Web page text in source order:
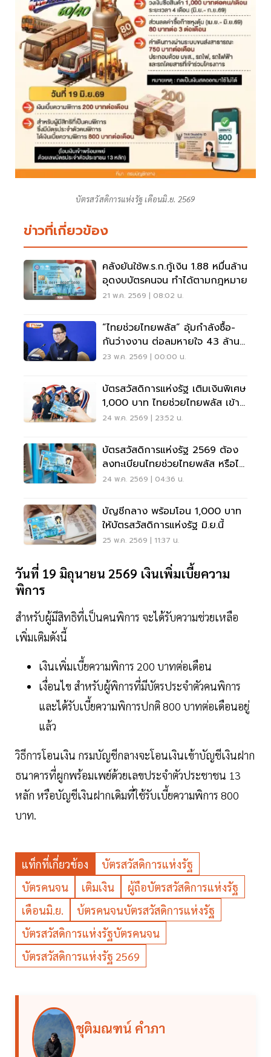
บัตรสวัสดิการแห่งรัฐ เดือนมิ.ย. 2569
ข่าวที่เกี่ยวข้อง
คลังยันใช้พ.ร.ก.กู้เงิน 1.88 หมื่นล้าน
อุดงบบัตรคนจน ทำได้ตามกฎหมาย
21 พ.ค. 2569 | 08:02 น.
“ไทยช่วยไทยพลัส” อุ้มกำลังซื้อ-
กันว่างงาน ต่อลมหายใจ 43 ล้าน
คน
23 พ.ค. 2569 | 00:00 น.
บัตรสวัสดิการแห่งรัฐ เติมเงินพิเศษ
1,000 บาท ไทยช่วยไทยพลัส เข้า
บัตรคนจนวันไหน
24 พ.ค. 2569 | 23:52 น.
บัตรสวัสดิการแห่งรัฐ 2569 ต้อง
ลงทะเบียนไทยช่วยไทยพลัส หรือไม่
ไขคำตอบที่นี่
24 พ.ค. 2569 | 04:36 น.
บัญชีกลาง พร้อมโอน 1,000 บาท
ให้บัตรสวัสดิการแห่งรัฐ มิ.ย.นี้
25 พ.ค. 2569 | 11:37 น.
วันที่ 19 มิถุนายน 2569 เงินเพิ่มเบี้ยความ
พิการ
สำหรับผู้มีสิทธิที่เป็นคนพิการ จะได้รับความช่วยเหลือ
เพิ่มเติมดังนี้
เงินเพิ่มเบี้ยความพิการ 200 บาทต่อเดือน
เงื่อนไข สำหรับผู้พิการที่มีบัตรประจำตัวคนพิการ
และได้รับเบี้ยความพิการปกติ 800 บาทต่อเดือนอยู่
แล้ว
วิธีการโอนเงิน กรมบัญชีกลางจะโอนเงินเข้าบัญชีเงินฝาก
ธนาคารที่ผูกพร้อมเพย์ด้วยเลขประจำตัวประชาชน 13
หลัก หรือบัญชีเงินฝากเดิมที่ใช้รับเบี้ยความพิการ 800
บาท.
แท็กที่เกี่ยวข้อง
บัตรสวัสดิการแห่งรัฐ
บัตรคนจน
เติมเงิน
ผู้ถือบัตรสวัสดิการแห่งรัฐ
เดือนมิ.ย.
บ้ตรคนจนบัตรสวัสดิการแห่งรัฐ
บัตรสวัสดิการแห่งรัฐบัตรคนจน
บัตรสวัสดิการแห่งรัฐ 2569
ชุติมณฑน์ คำภา